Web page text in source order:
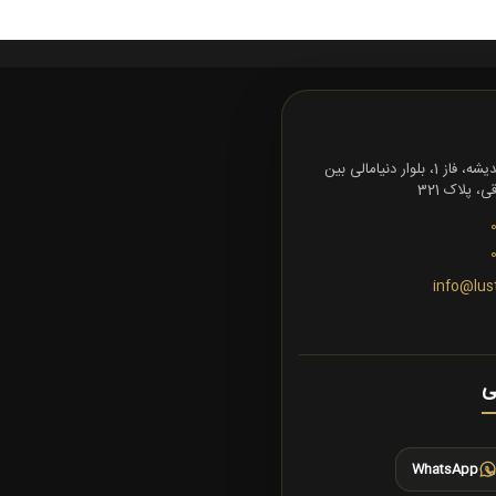
تهران، شهرک اندیشه، فاز 1، بلوار دنیامالی بین
پلاک 321
WhatsApp